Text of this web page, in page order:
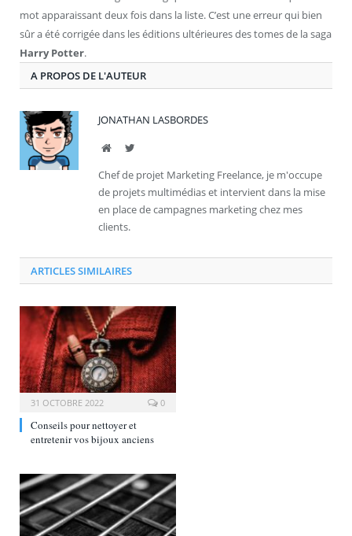
mot apparaissant deux fois dans la liste. C’est une erreur qui bien
sûr a été corrigée dans les éditions ultérieures des tomes de la saga
Harry Potter.
A PROPOS DE L'AUTEUR
JONATHAN LASBORDES
Site Twitter
Chef de projet Marketing Freelance, je m'occupe
de projets multimédias et intervient dans la mise
en place de campagnes marketing chez mes
clients.
ARTICLES SIMILAIRES
31 OCTOBRE 2022 0
Conseils pour nettoyer et
entretenir vos bijoux anciens